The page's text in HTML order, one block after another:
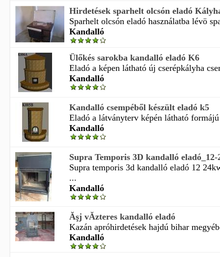
Hirdetések sparhelt olcsón eladó
Sparhelt olcsón eladó használatba lévö
Kandalló
Ülőkés sarokba kandalló eladó K6
Eladó a képen látható új cserépkályha
Kandalló
Kandalló csempéből készült eladó k5
Eladó a látványterv képén látható
Kandalló
Supra Temporis 3D kandalló
Supra temporis 3d kandalló eladó 12
...
Kandalló
Ăşj vĂ­zteres kandalló eladó
Kazán apróhirdetések hajdú bihar
Kandalló